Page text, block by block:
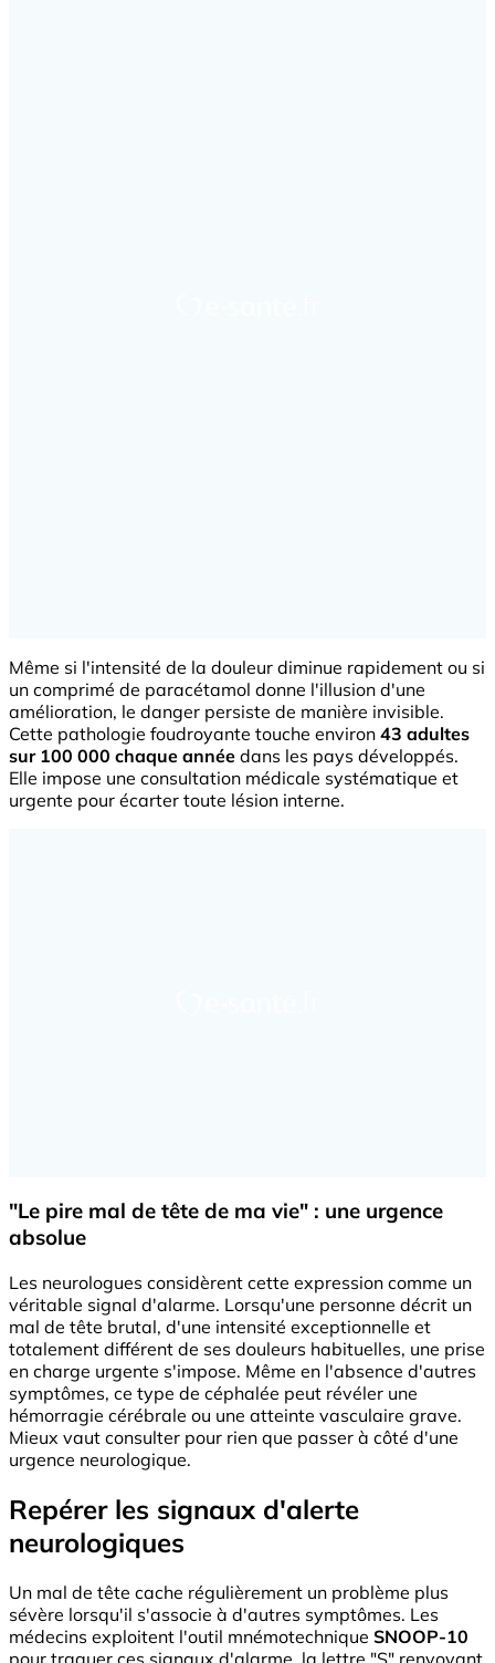
Même si l'intensité de la douleur diminue rapidement ou si
un comprimé de paracétamol donne l'illusion d'une
amélioration, le danger persiste de manière invisible.
Cette pathologie foudroyante touche environ 43 adultes
sur 100 000 chaque année dans les pays développés.
Elle impose une consultation médicale systématique et
urgente pour écarter toute lésion interne.
"Le pire mal de tête de ma vie" : une urgence
absolue
Les neurologues considèrent cette expression comme un
véritable signal d'alarme. Lorsqu'une personne décrit un
mal de tête brutal, d'une intensité exceptionnelle et
totalement différent de ses douleurs habituelles, une prise
en charge urgente s'impose. Même en l'absence d'autres
symptômes, ce type de céphalée peut révéler une
hémorragie cérébrale ou une atteinte vasculaire grave.
Mieux vaut consulter pour rien que passer à côté d'une
urgence neurologique.
Repérer les signaux d'alerte
neurologiques
Un mal de tête cache régulièrement un problème plus
sévère lorsqu'il s'associe à d'autres symptômes. Les
médecins exploitent l'outil mnémotechnique SNOOP-10
pour traquer ces signaux d'alarme, la lettre "S" renvoyant